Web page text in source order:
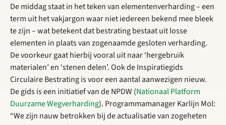
De middag staat in het teken van elementenverharding – een
term uit het vakjargon waar niet iedereen bekend mee bleek
te zijn – wat betekent dat bestrating bestaat uit losse
elementen in plaats van zogenaamde gesloten verharding.
De voorkeur gaat hierbij vooral uit naar ‘hergebruik
materialen’ en ‘stenen delen’. Ook de Inspiratiegids
Circulaire Bestrating is voor een aantal aanwezigen nieuw.
De gids is een initiatief van de NPDW (Nationaal Platform
Duurzame Wegverharding). Programmamanager Karlijn Mol:
“We zijn nauw betrokken bij de actualisatie van zogeheten